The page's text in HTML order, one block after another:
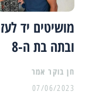
מושיטים יד
ובתה בת ה-8
07/06/2023